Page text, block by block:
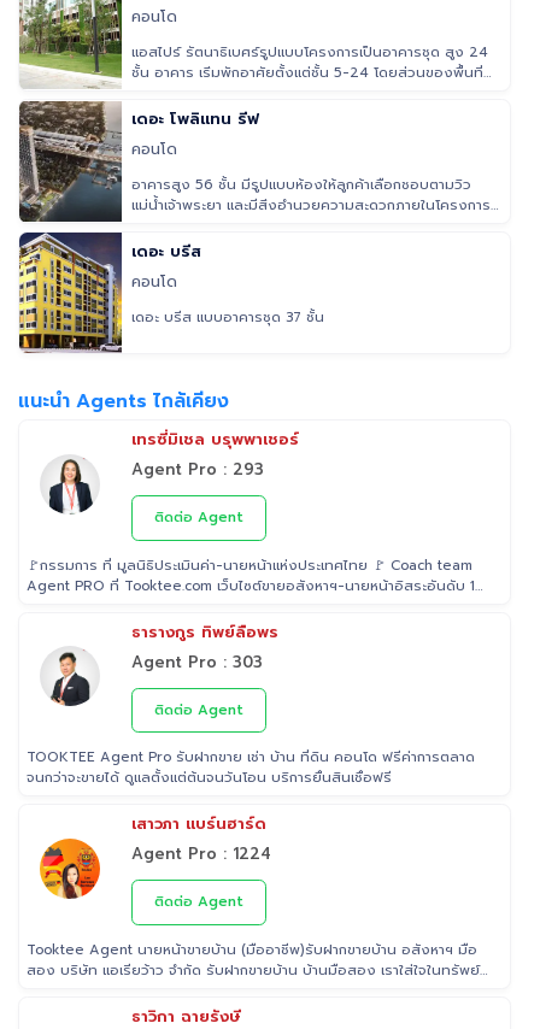
คอนโด
แอสไปร์ รัตนาธิเบศร์รูปแบบโครงการเป็นอาคารชุด สูง 24
ชั้น อาคาร เริ่มพักอาศัยตั้งแต่ชั้น 5-24 โดยส่วนของพื้นที่
เดอะ โพลิแทน รีฟ
คอนโด
อาคารสูง 56 ชั้น มีรูปแบบห้องให้ลูกค้าเลือกชอบตามวิว
แม่น้ำเจ้าพระยา และมีสิ่งอำนวยความสะดวกภายในโครงการ
เดอะ บรีส
คอนโด
เดอะ บรีส แบบอาคารชุด 37 ชั้น
แนะนำ Agents ไกล้เคียง
เทรซี่มิเชล บรุพพาเชอร์
Agent Pro : 293
ติดต่อ Agent
🚩กรรมการ ที่ มูลนิธิประเมินค่า-นายหน้าแห่งประเทศไทย 🚩 Coach team
Agent PRO ที่ Tooktee.com เว็บไซต์ขายอสังหาฯ-นายหน้าอิสระอันดับ 1
อสังหาริมทรัพย์ไทย 🚩 Property Consultant ที่ Tooktee ขาย-ซื้อ บ้าน
มือสอง อสังหาริมทรัพย์ กรุงเทพและปริมณฑล 🚩 อนุกรรม ที่สมาคมนาย
หน้า อสังหาริมทรัพย์ 🚩 อดีต Sale นายหน้าอสังหาริมทรัพย์ ที่ RE/MAX
และ ERA
ธารางกูร ทิพย์ลือพร
Agent Pro : 303
ติดต่อ Agent
TOOKTEE Agent Pro รับฝากขาย เช่า บ้าน ที่ดิน คอนโด ฟรีค่าการตลาด
จนกว่าจะขายได้ ดูแลตั้งแต่ต้นจนวันโอน บริการยื่นสินเชื่อฟรี
เสาวภา แบร์นฮาร์ด
Agent Pro : 1224
ติดต่อ Agent
Tooktee Agent นายหน้าขายบ้าน (มืออาชีพ)รับฝากขายบ้าน อสังหาฯ มือ
สอง บริษัท แอเรียว้าว จำกัด รับฝากขายบ้าน บ้านมือสอง เราใส่ใจในทรัพย์
ตั้งแต่การประเมินราคา ถ่ายรูป/ทำการตลาด/โฆษณาผ่านสื่อต่างๆ/ เดินสิน
ธาวิกา ฉายรังษี